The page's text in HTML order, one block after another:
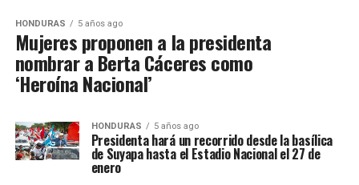
HONDURAS 5 años ago
Mujeres proponen a la presidenta
nombrar a Berta Cáceres como
‘Heroína Nacional’
HONDURAS 5 años ago
Presidenta hará un recorrido desde la basílica
de Suyapa hasta el Estadio Nacional el 27 de
enero